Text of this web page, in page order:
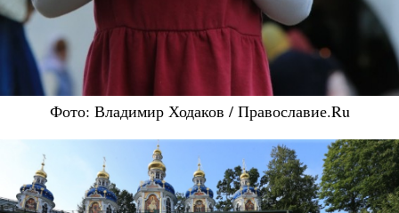
Фото: Владимир Ходаков / Православие.Ru